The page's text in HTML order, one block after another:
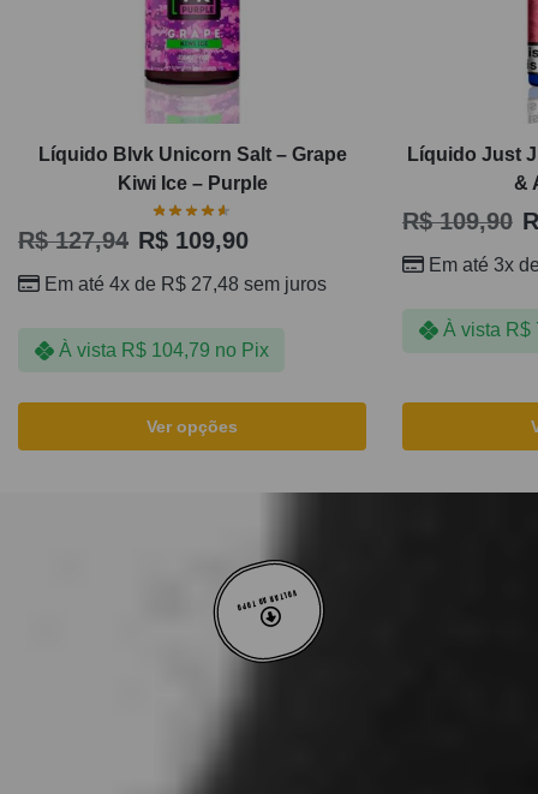
Líquido Blvk Unicorn Salt – Grape
Kiwi Ice – Purple
R$127,94 R$ 109,90
Em até 4x de R$ 27,48 sem juros
À vista R$104,79 no Pix
Ver opções
Líquido Just
&
R$109,90
Em até 3x
À vista R$
VOLTAR AO TOPO